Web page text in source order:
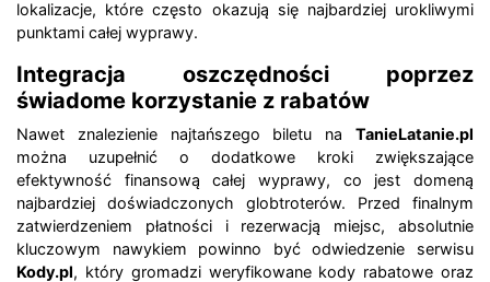
lokalizacje, które często okazują się najbardziej urokliwymi
punktami całej wyprawy.
Integracja oszczędności poprzez
świadome korzystanie z rabatów
Nawet znalezienie najtańszego biletu na TanieLatanie.pl
można uzupełnić o dodatkowe kroki zwiększające
efektywność finansową całej wyprawy, co jest domeną
najbardziej doświadczonych globtroterów. Przed finalnym
zatwierdzeniem płatności i rezerwacją miejsc, absolutnie
kluczowym nawykiem powinno być odwiedzenie serwisu
Kody.pl, który gromadzi weryfikowane kody rabatowe oraz